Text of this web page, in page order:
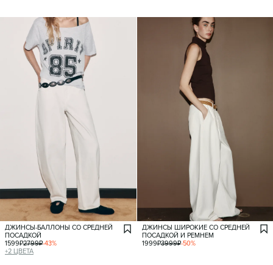
ДЖИНСЫ-БАЛЛОНЫ СО СРЕДНЕЙ
ПОСАДКОЙ
1599₽2799₽-43%
+2 ЦВЕТА
ДЖИНСЫ ШИРОКИЕ СО СРЕДНЕЙ
ПОСАДКОЙ И РЕМНЕМ
1999₽3999₽-50%